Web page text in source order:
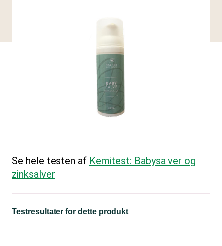
Se hele testen af Kemitest: Babysalver og
zinksalver
Testresultater for dette produkt